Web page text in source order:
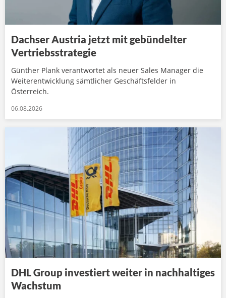
Dachser Austria jetzt mit gebündelter
Vertriebsstrategie
Günther Plank verantwortet als neuer Sales Manager die
Weiterentwicklung sämtlicher Geschäftsfelder in
Österreich.
06.08.2026
DHL Group investiert weiter in nachhaltiges
Wachstum